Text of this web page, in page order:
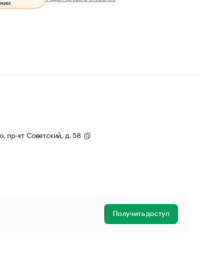
пр-кт Советский, д. 58
Получить доступ